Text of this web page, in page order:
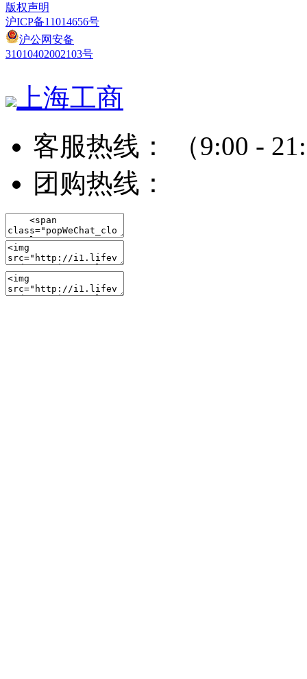
版权声明
沪ICP备11014656号
沪公网安备
31010402002103号
上海工商
客服热线：
（9:00 -
团购热线：